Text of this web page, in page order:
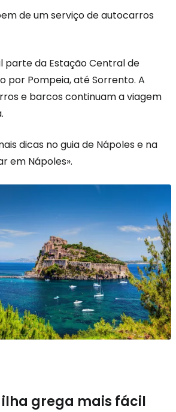
de um serviço de autocarros
parte da Estação Central de
por Pompeia, até Sorrento. A
e barcos continuam a viagem
dicas no guia de Nápoles e na
em Nápoles».
ilha grega mais fácil